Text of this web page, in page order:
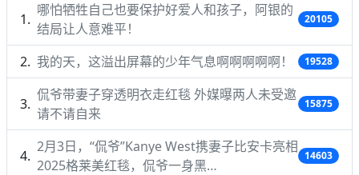
哪怕牺牲自己也要保护好爱人和孩子，阿银的
结局让人意难平！
20105
我的天，这溢出屏幕的少年气息啊啊啊啊啊！ 19528
侃爷带妻子穿透明衣走红毯 外媒曝两人未受邀
请不请自来
15875
2月3日，“侃爷”Kanye West携妻子比安卡亮相
2025格莱美红毯，侃爷一身黑…
14603